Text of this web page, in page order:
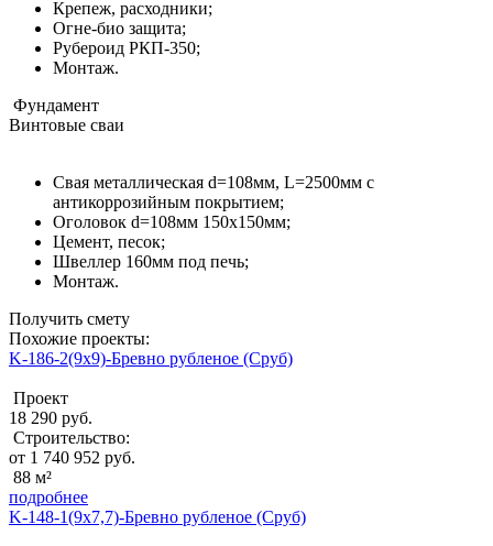
Крепеж, расходники;
Огне-био защита;
Рубероид РКП-350;
Монтаж.
Фундамент
Винтовые сваи
Свая металлическая d=108мм, L=2500мм с
антикоррозийным покрытием;
Оголовок d=108мм 150x150мм;
Цемент, песок;
Швеллер 160мм под печь;
Монтаж.
Получить смету
Похожие проекты:
K-186-2(9х9)-Бревно рубленое (Сруб)
Проект
18 290 руб.
Строительство:
от 1 740 952 руб.
88 м²
подробнее
K-148-1(9х7,7)-Бревно рубленое (Сруб)